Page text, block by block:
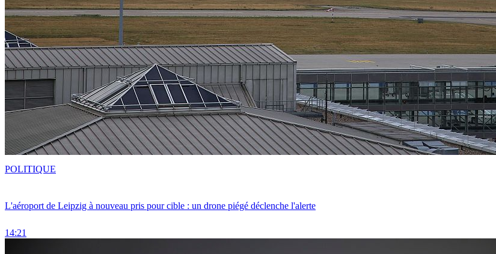
L'aéroport de Leipzig à nouveau pris pour cible : un drone piégé déclenche l'alerte
14:21
POLITIQUE